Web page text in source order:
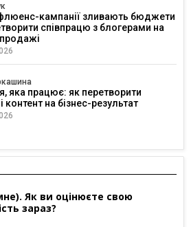
кампанії зливають бюджети
співпрацю з блогерами на
яка працює: як перетворити
контент на бізнес-результат
Як ви оцінюєте свою
зараз?